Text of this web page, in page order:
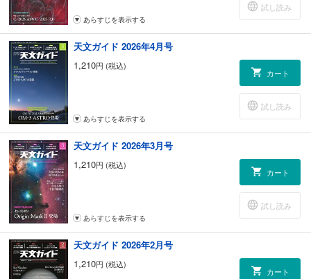
試し読み
あらすじを表示する
天文ガイド 2026年4月号
1,210円 (税込)
カート
試し読み
あらすじを表示する
天文ガイド 2026年3月号
1,210円 (税込)
カート
試し読み
あらすじを表示する
天文ガイド 2026年2月号
1,210円 (税込)
カート